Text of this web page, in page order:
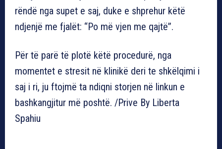
rëndë nga supet e saj, duke e shprehur këtë
ndjenjë me fjalët: “Po më vjen me qajtë”.
Për të parë të plotë këtë procedurë, nga
momentet e stresit në klinikë deri te shkëlqimi i
saj i ri, ju ftojmë ta ndiqni storjen në linkun e
bashkangjitur më poshtë. /Prive By Liberta
Spahiu